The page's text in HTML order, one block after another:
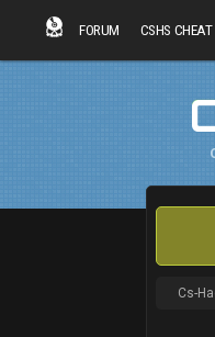
FORUM CSHS CHEAT
Cs-